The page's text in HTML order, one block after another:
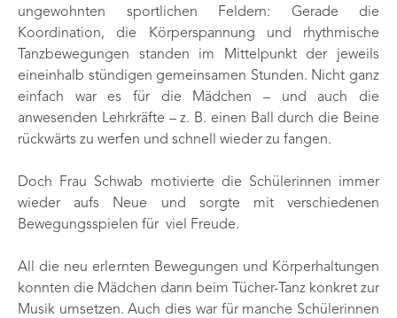
ungewohnten sportlichen Feldern: Gerade die
Koordination, die Körperspannung und rhythmische
Tanzbewegungen standen im Mittelpunkt der jeweils
eineinhalb stündigen gemeinsamen Stunden. Nicht ganz
einfach war es für die Mädchen – und auch die
anwesenden Lehrkräfte – z. B. einen Ball durch die Beine
rückwärts zu werfen und schnell wieder zu fangen.
Doch Frau Schwab motivierte die Schülerinnen immer
wieder aufs Neue und sorgte mit verschiedenen
Bewegungsspielen für viel Freude.
All die neu erlernten Bewegungen und Körperhaltungen
konnten die Mädchen dann beim Tücher-Tanz konkret zur
Musik umsetzen. Auch dies war für manche Schülerinnen